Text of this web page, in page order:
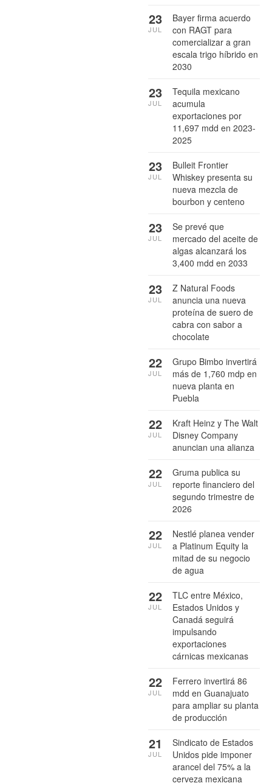
Bayer firma acuerdo
con RAGT para
comercializar a gran
escala trigo híbrido en
2030
23
JUL
Tequila mexicano
acumula
exportaciones por
11,697 mdd en 2023-
2025
23
JUL
Bulleit Frontier
Whiskey presenta su
nueva mezcla de
bourbon y centeno
23
JUL
Se prevé que
mercado del aceite de
algas alcanzará los
3,400 mdd en 2033
23
JUL
Z Natural Foods
anuncia una nueva
proteína de suero de
cabra con sabor a
chocolate
23
JUL
Grupo Bimbo invertirá
más de 1,760 mdp en
nueva planta en
Puebla
22
JUL
Kraft Heinz y The Walt
Disney Company
anuncian una alianza
22
JUL
Gruma publica su
reporte financiero del
segundo trimestre de
2026
22
JUL
Nestlé planea vender
a Platinum Equity la
mitad de su negocio
de agua
22
JUL
TLC entre México,
Estados Unidos y
Canadá seguirá
impulsando
exportaciones
cárnicas mexicanas
22
JUL
Ferrero invertirá 86
mdd en Guanajuato
para ampliar su planta
de producción
22
JUL
Sindicato de Estados
Unidos pide imponer
arancel del 75% a la
cerveza mexicana
21
JUL